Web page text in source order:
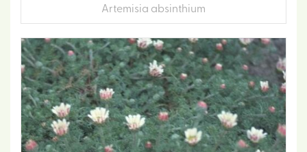
Artemisia absinthium